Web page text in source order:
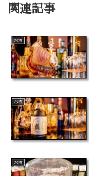
関連記事
お酒
お酒
お酒